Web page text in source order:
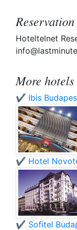
Reservation
Hoteltelnet
More
✔️ Ibis
✔️ Hotel
✔️ Sofitel